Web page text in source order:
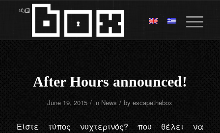
After Hours announced!
June 19, 2015 / in News / byescapethebox
Είστε τύπος νυχτερινός? που θέλει να